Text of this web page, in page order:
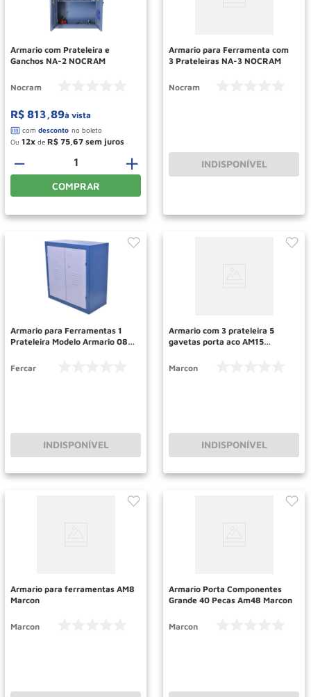
Armario com Prateleira e
Ganchos NA-2 NOCRAM
Nocram
R$ 813,89à vista
Ou 12 de R$ 75 67
＋
－
COMPRAR
Armario para Ferramenta com
3 Prateleiras NA-3 NOCRAM
Nocram
INDISPONÍVEL
Armario para Ferramentas 1
Prateleira Modelo Armario 08
Fercar
INDISPONÍVEL
Armario com 3 prateleira 5
gavetas porta aco AM15
Marcon
INDISPONÍVEL
Armario para ferramentas AM8
Marcon
Marcon
Armario Porta Componentes
Grande 40 Pecas Am48 Marcon
Marcon